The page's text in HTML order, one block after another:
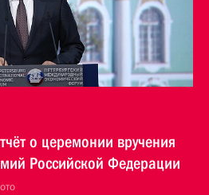
о церемонии вручения
Российской Федерации